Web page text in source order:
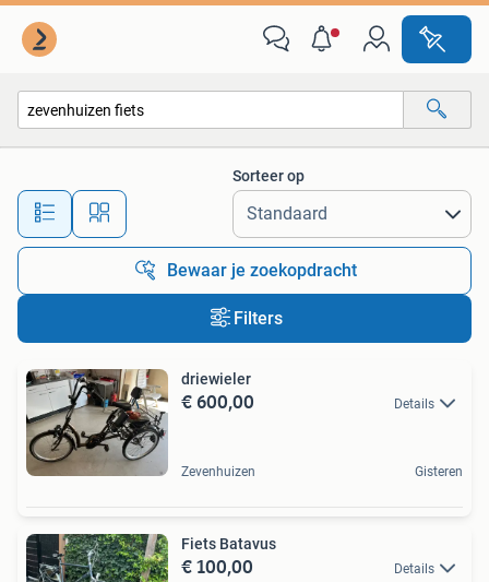
Alle afstanden…
Sorteer op
Bewaar je zoekopdracht
Filters
driewieler
€ 600,00 Details
Zevenhuizen Gisteren
Fiets Batavus
€ 100,00 Details